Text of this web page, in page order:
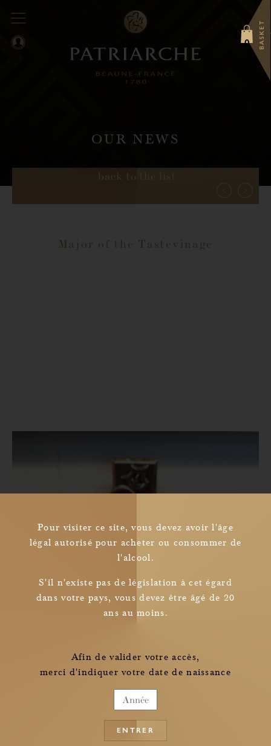
BASKET
0
OUR NEWS
back to the list
Major of the Tastevinage
Newsletter
I read and understood
Pour visiter ce site, vous devez avoir l'âge
légal autorisé pour acheter ou consommer de
l'alcool.
S'il n'existe pas de législation à cet égard
dans votre pays, vous devez être âgé de 20
ans au moins.
Afin de valider votre accès,
merci d'indiquer votre date de naissance
ENTRER